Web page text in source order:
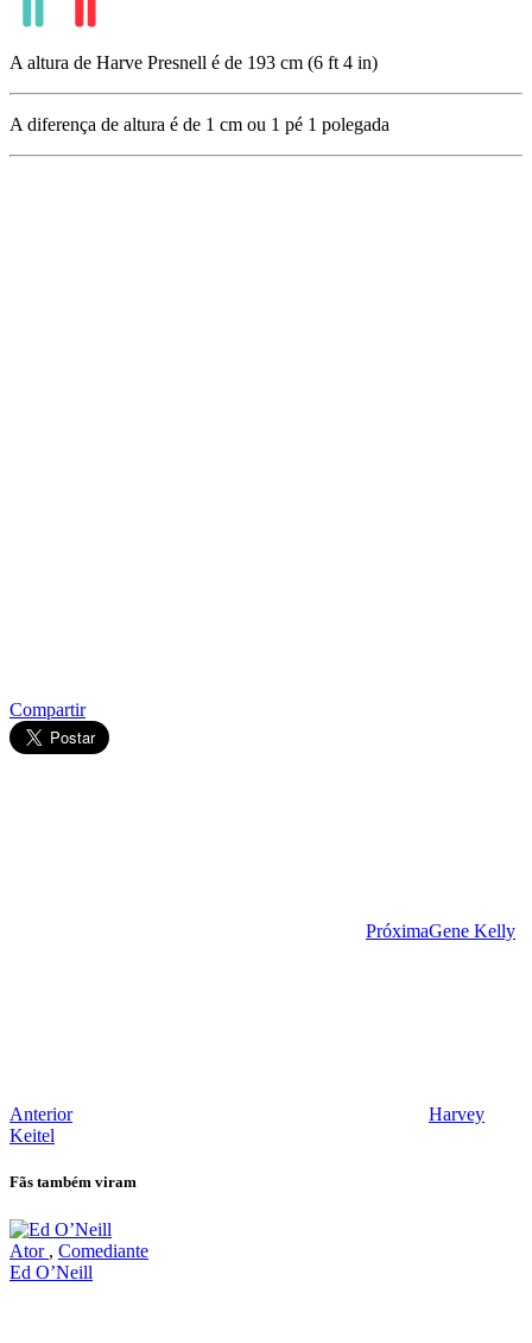
A altura de Harve Presnell é de 193 cm (6 ft 4 in)
A diferença de altura é de 1 cm ou 1 pé 1 polegada
Compartir
PróximaGene Kelly
Anterior
Harvey
Keitel
Fãs também viram
Ator , Comediante
Ed O’Neill